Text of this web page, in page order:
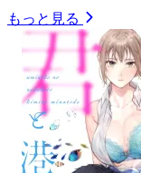
もっと見る